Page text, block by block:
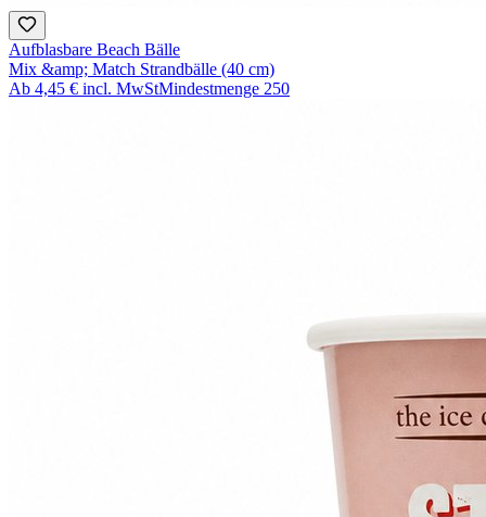
Aufblasbare Beach Bälle
Mix &amp; Match Strandbälle (40 cm)
Ab 4,45 € incl. MwStMindestmenge 250